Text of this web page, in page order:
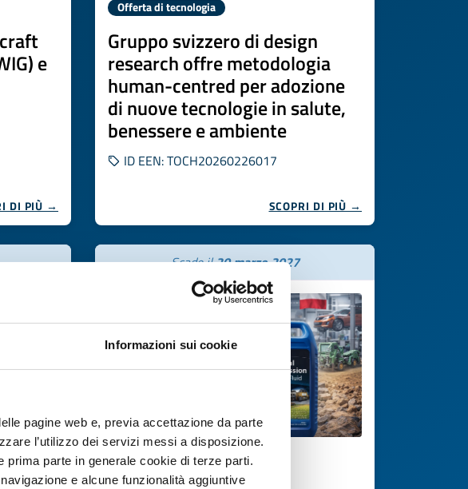
Informazioni sui cookie
pagine web e, previa accettazione da parte
l’utilizzo dei servizi messi a disposizione.
prima parte in generale cookie di terze parti.
e alcune funzionalità aggiuntive
e
DI PIÙ →
Offerta di tecnologia
Gruppo svizzero di design
research offre metodologia
human-centred per adozione
di nuove tecnologie in salute,
benessere e ambiente
ID EEN: TOCH20260226017
SCOPRI DI PIÙ →
Scade il20 marzo 2027